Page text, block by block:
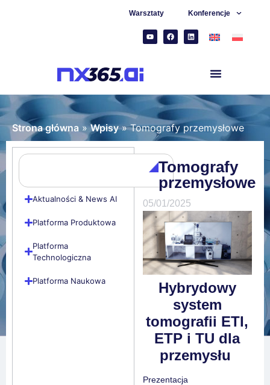
Warsztaty Konferencje
Strona główna »Wpisy»Tomografy przemysłowe
Aktualności & News AI
Platforma Produktowa
Platforma
Technologiczna
Platforma Naukowa
Tomografy
przemysłowe
05/01/2025
Hybrydowy
system
tomografii ETI,
ETP i TU dla
przemysłu
Prezentacja